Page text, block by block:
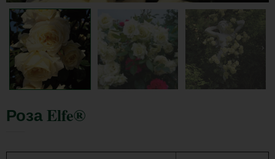
Роза Elfe®